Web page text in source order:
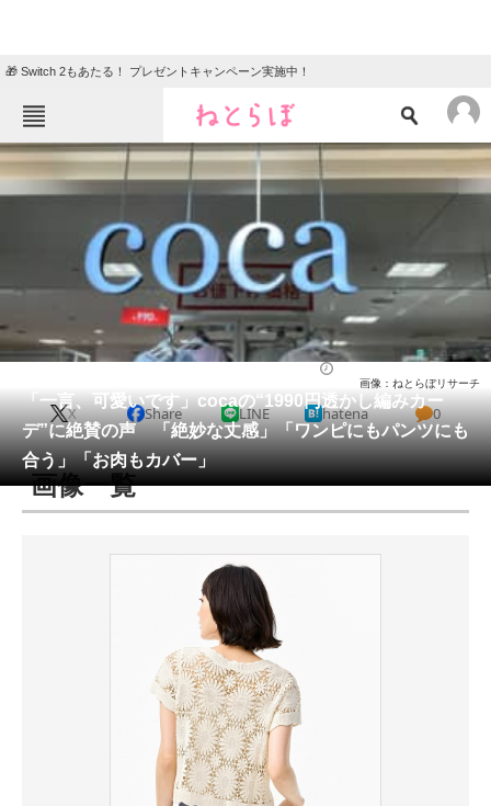
🎁 Switch 2もあたる！ プレゼントキャンペーン実施中！
ねとらぼメニュー
TOP ニュース
クイズ
地域
教育・育児
動物 リサーチ
会員記事
メディア
注目記事を集めた総合ページ
スマホと通信の最新トレンド
進化するPCとデバイスの未来
好きが集まる 比べて選べる
ビジネスと働き方のヒント
AI活用のいまが分かる
「一言、可愛いです」cocaの“1990円透かし編みカー
デ”に絶賛の声 「絶妙な丈感」「ワンピにもパンツにも
合う」「お肉もカバー」
画像：ねとらぼリサーチ
X Share LINE hatena 0
画像一覧